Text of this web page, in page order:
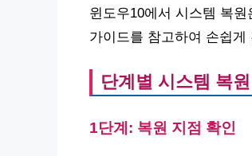
윈도우10에서 시스템 복
가이드를 참고하여 손쉽게
단계별 시스템 복
1단계: 복원 지점 확인